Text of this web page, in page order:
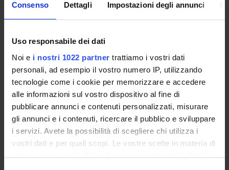
Consenso Dettagli Impostazioni degli annunci
Uso responsabile dei dati
Noi e i nostri 1022 partner trattiamo i vostri dati
personali, ad esempio il vostro numero IP, utilizzando
tecnologie come i cookie per memorizzare e accedere
alle informazioni sul vostro dispositivo al fine di
pubblicare annunci e contenuti personalizzati, misurare
gli annunci e i contenuti, ricercare il pubblico e sviluppare
i servizi. Avete la possibilità di scegliere chi utilizza i
vostri dati e per quali scopi. Le vostre scelte in materia di
privacy sono applicabili solo su questa proprietà digitale
Administrative Law
ATTIVITÀ
GRUPPI DI RICERCA